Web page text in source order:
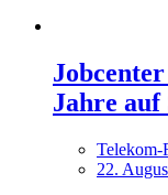
Jahre
Telekom-
22.